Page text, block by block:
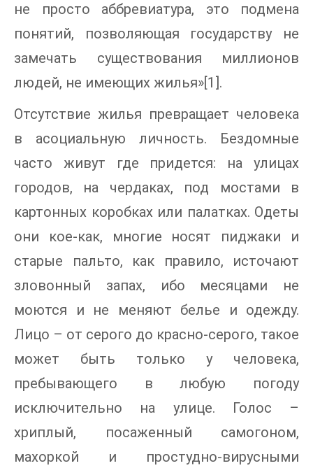
не просто аббревиатура, это подмена
понятий, позволяющая государству не
замечать существования миллионов
людей, не имеющих жилья»[1].
Отсутствие жилья превращает человека
в асоциальную личность. Бездомные
часто живут где придется: на улицах
городов, на чердаках, под мостами в
картонных коробках или палатках. Одеты
они кое-как, многие носят пиджаки и
старые пальто, как правило, источают
зловонный запах, ибо месяцами не
моются и не меняют белье и одежду.
Лицо – от серого до красно-серого, такое
может быть только у человека,
пребывающего в любую погоду
исключительно на улице. Голос –
хриплый, посаженный самогоном,
махоркой и простудно-вирусными